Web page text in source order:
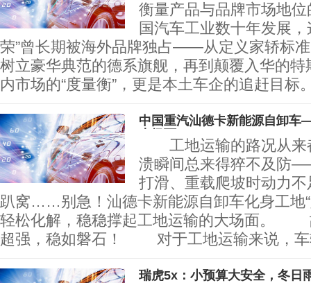
衡量产品与品牌市场地
国汽车工业数十年发展
荣”曾长期被海外品牌独占——从定义家轿标
树立豪华典范的德系旗舰，再到颠覆入华的
内市场的“度量衡”，更是本土车企的追赶目标
中国重汽汕德卡新能源自卸
工地运输的路况从来
溃瞬间总来得猝不及防
打滑、重载爬坡时动力
趴窝……别急！汕德卡新能源自卸车化身工地“
轻松化解，稳稳撑起工地运输的大场面。
超强，稳如磐石！ 对于工地运输来说，车
瑞虎5x：小预算大安全，冬日